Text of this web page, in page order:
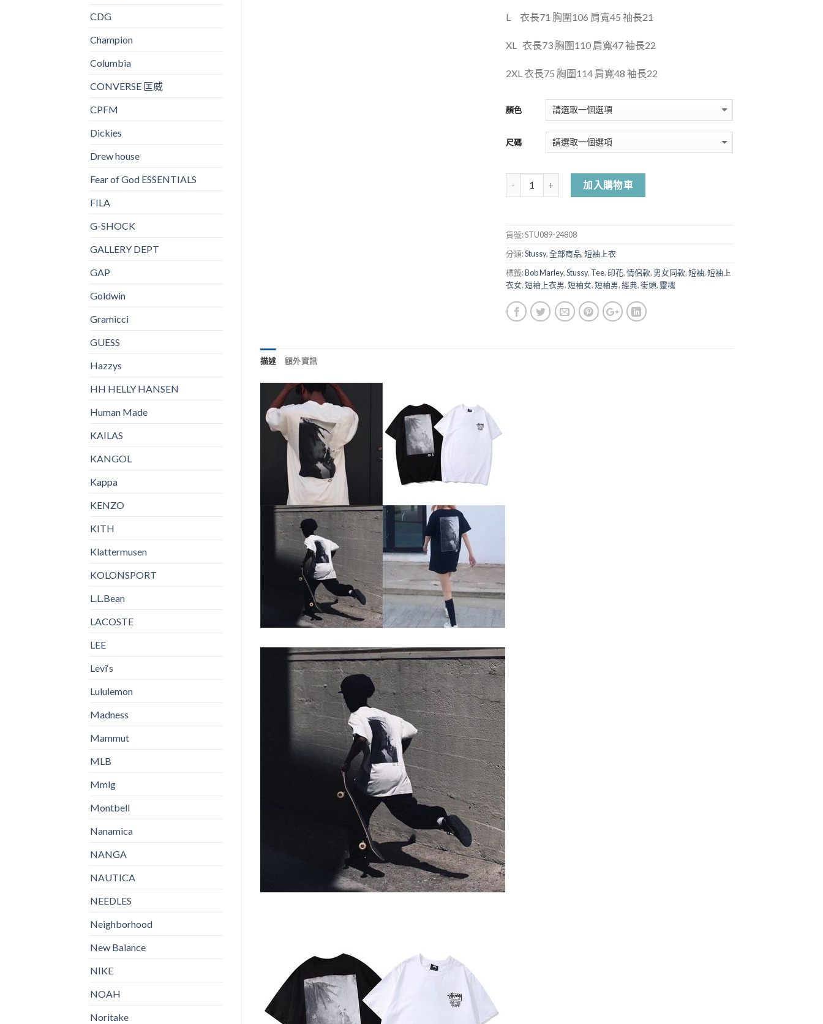
L 衣長71 胸圍106 肩寬45 袖長21
XL 衣長73 胸圍110 肩寬47袖長22
2XL衣長75 胸圍114 肩寬48 袖長22
顏色
尺碼
加入購物車
貨號:STU089-24808
分類:Stussy,全部商品,短袖上衣
標籤:Bob Marley,Stussy, Tee, 印花,情侶款, 男女同款,短袖,短袖上
衣女,短袖上衣男,短袖女,短袖男,經典,街頭, 靈魂
描述 額外資訊
CDG
Champion
Columbia
CONVERSE 匡威
CPFM
Dickies
Drew house
Fear of God ESSENTIALS
FILA
G-SHOCK
GALLERY DEPT
GAP
Goldwin
Gramicci
GUESS
Hazzys
HH HELLY HANSEN
Human Made
KAILAS
KANGOL
Kappa
KENZO
KITH
Klattermusen
KOLONSPORT
L.L.Bean
LACOSTE
LEE
Levi‘s
Lululemon
Madness
Mammut
MLB
Mmlg
Montbell
Nanamica
NANGA
NAUTICA
NEEDLES
Neighborhood
New Balance
NIKE
NOAH
Noritake